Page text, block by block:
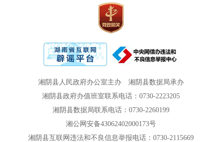
湘阴县人民政府办公室主办
湘阴县数据局承办
湘阴县政府办值班室联系电话：0730-2223205
湘阴县数据局联系电话：0730-2260199
湘公网安备43062402000173号
湘阴县互联网违法和不良信息举报电话：0730-2115669